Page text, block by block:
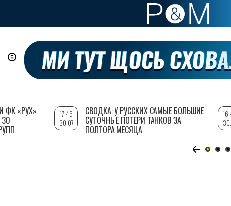
ФК «РУХ»
17:45
30.07
СВОДКА: У РУССКИХ САМЫЕ БОЛЬШИЕ
СУТОЧНЫЕ ПОТЕРИ ТАНКОВ ЗА
ПОЛТОРА МЕСЯЦА